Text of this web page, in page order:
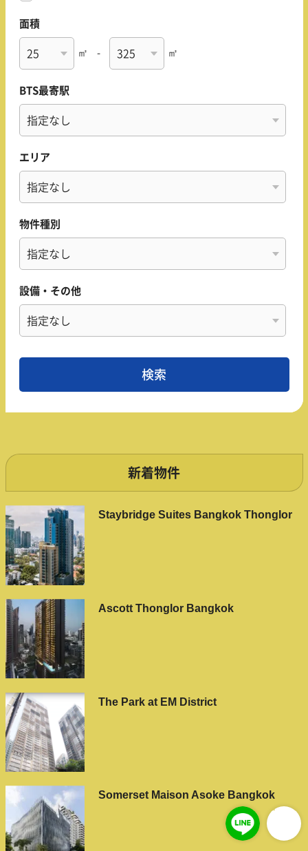
面積
㎡ - ㎡
BTS最寄駅
エリア
物件種別
設備・その他
新着物件
Staybridge Suites Bangkok Thonglor
Ascott Thonglor Bangkok
The Park at EM District
Somerset Maison Asoke Bangkok